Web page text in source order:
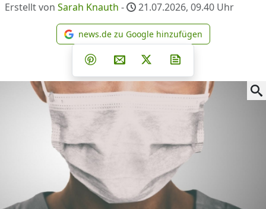
Erstellt von Sarah Knauth - 21.07.2026, 09.40 Uhr
news.de zu Google
news.de zu Google hinzufügen
Teilen auf Facebook
Teilen auf Whatsapp
Teilen auf Telegram
Teilen auf Pinterest
Per E-Mail teilen
Post auf X